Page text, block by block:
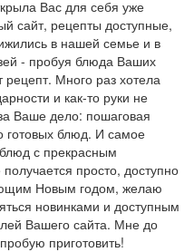
Вас для себя уже
сайт, рецепты доступные,
в нашей семье и в
- пробуя блюда Ваших
Много раз хотела
и как-то руки не
Ваше дело: пошаговая
готовых блюд. И самое
с прекрасным
просто, доступно
Новым годом, желаю
новинками и доступным
Вашего сайта. Мне до
приготовить!